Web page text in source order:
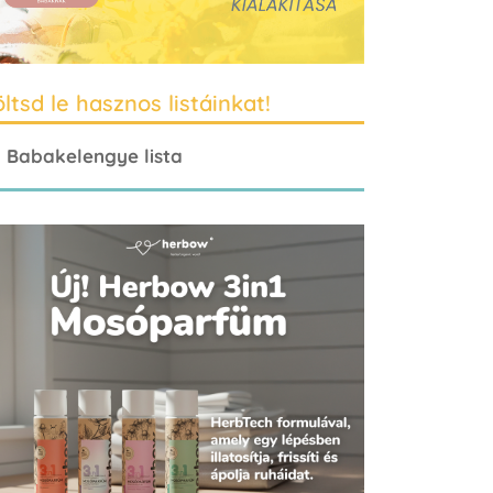
le hasznos listáinkat!
Babakelengye lista